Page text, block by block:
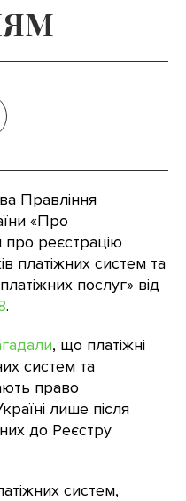
Правління
«Про
реєстрацію
платіжних систем та
послуг» від
.
, що платіжні
систем та
право
лише після
до Реєстру
систем,